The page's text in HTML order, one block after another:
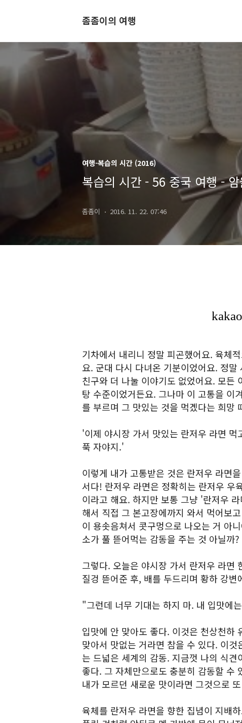
좀좀이의 여행
여행-복습의 시간 (2016)
복습의 시간 - 56 중국 여행 -
좀좀이 2016. 11. 22. 07:46
기차에서 내리니 정말 피곤했어요. 육체
요. 군대 다시 다녀온 기분이었어요. 정
친구와 더 나눌 이야기도 없었어요. 모든
탕 수준이었거든요. 그나마 이 고통을 이
를 부르며 그 맛있는 것을 먹겠다는 희망
'이제 야시장 가서 맛있는 란저우 라면
푹 자야지.'
이렇게 내가 고통받은 것은 란저우 라면
서다! 란저우 라면은 정확히는 란저우
이라고 해요. 하지만 보통 그냥 '란저우
해서 직접 그 본고장에까지 와서 먹어보
이 용솟음쳐서 콧구멍으로 나오는 거 아
소가 풀 뜯어먹는 감동을 주는 것 아닐까?
그렇다. 오늘은 야시장 가서 란저우 라면
질겅 뜯어준 후, 배를 두드리며 황하 강변
"그런데 너무 기대는 하지 마. 내 입맛에
입맛에 안 맞아도 좋다. 이것은 천상천하
맞아서 맛없는 거라면 참을 수 있다. 이
는 드넓은 세계의 감동. 지금껏 나의 식
좋다. 그 자체만으로도 충분히 감동할 수
내가 모르던 새로운 맛이라면 그것으로
육체를 란저우 라면을 향한 집념이 지배